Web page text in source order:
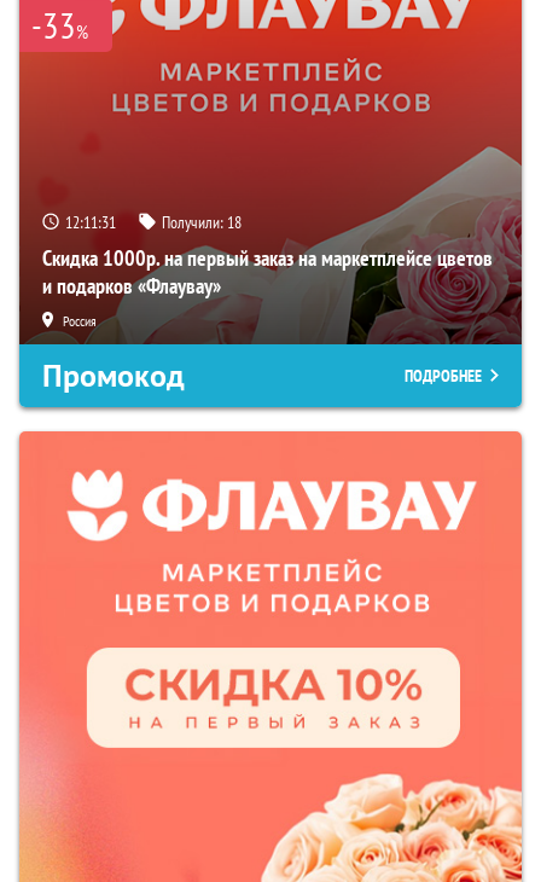
-33%
12:11:30 Получили: 18
Скидка 1000р. на первый заказ на маркетплейсе цветов
и подарков «Флаувау»
Россия
Промокод ПОДРОБНЕЕ